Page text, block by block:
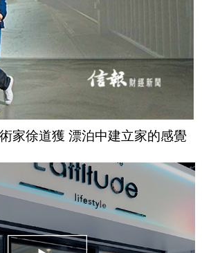
家徐道獲 漂泊中建立家的感覺